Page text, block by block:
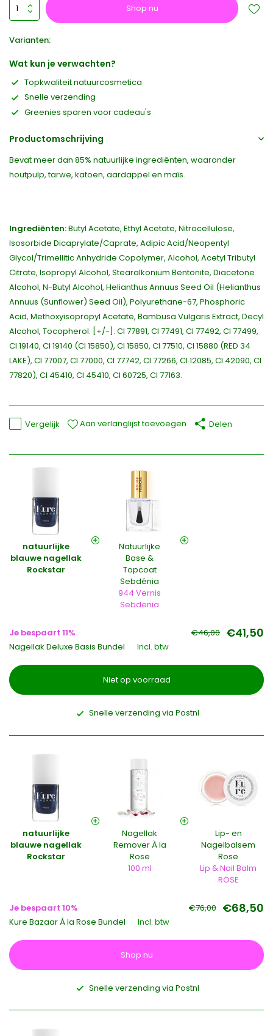
Shop nu
Varianten:
Wat kun je verwachten?
Topkwaliteit natuurcosmetica
Snelle verzending
Greenies sparen voor cadeau's
Productomschrijving
Bevat meer dan 85% natuurlijke ingrediënten, waaronder
houtpulp, tarwe, katoen, aardappel en maïs.
Ingrediënten:Butyl Acetate, Ethyl Acetate, Nitrocellulose,
Isosorbide Dicaprylate/Caprate, Adipic Acid/Neopentyl
Glycol/Trimellitic Anhydride Copolymer, Alcohol, Acetyl Tributyl
Citrate, Isopropyl Alcohol, Stearalkonium Bentonite, Diacetone
Alcohol, N-Butyl Alcohol, Helianthus Annuus Seed Oil (Helianthus
Annuus (Sunflower) Seed Oil), Polyurethane-67, Phosphoric
Acid, Methoxyisopropyl Acetate, Bambusa Vulgaris Extract, Decyl
Alcohol, Tocopherol. [+/-]: CI 77891, CI 77491, CI 77492, CI 77499,
CI 19140, CI 19140 (CI 15850), CI 15850, CI 77510, CI 15880 (RED 34
LAKE), CI 77007, CI 77000, CI 77742, CI 77266, CI 12085, CI 42090, CI
77820), CI 45410, CI 45410, CI 60725, CI 77163.
Vergelijk Aan verlanglijst toevoegen Delen
natuurlijke
blauwe nagellak
Rockstar
Natuurlijke
Base &
Topcoat
Sebdénia
944 Vernis
Sebdenia
Je bespaart 11% €46,00 €41,50
Nagellak Deluxe Basis Bundel Incl. btw
Niet op voorraad
Snelle verzending via Postnl
natuurlijke
blauwe nagellak
Rockstar
Nagellak
Remover À la
Rose
100 ml
Lip- en
Nagelbalsem
Rose
Lip & Nail Balm
ROSE
Je bespaart 10% €76,00 €68,50
Kure Bazaar Á la Rose Bundel Incl. btw
Shop nu
Snelle verzending via Postnl